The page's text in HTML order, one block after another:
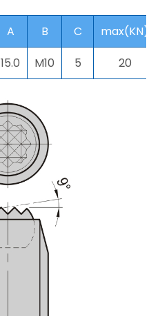
A B C
max(KN)
15.0 M10 5 20